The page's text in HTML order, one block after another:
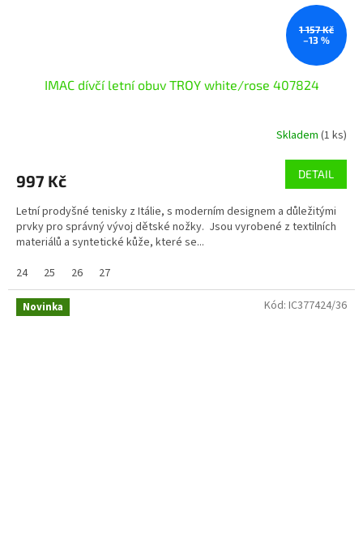
1 157 Kč
–13 %
IMAC dívčí letní obuv TROY white/rose 407824
Skladem (1 ks)
997 Kč DETAIL
Letní prodyšné tenisky z Itálie, s moderním designem a důležitými
prvky pro správný vývoj dětské nožky. Jsou vyrobené z textilních
materiálů a syntetické kůže, které se...
24
25 26 27
Novinka Kód: IC377424/36